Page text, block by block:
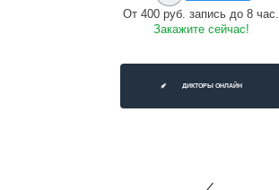
От 400 руб. запись до 8 час.
Закажите сейчас!
ДИКТОРЫ ОНЛАЙН